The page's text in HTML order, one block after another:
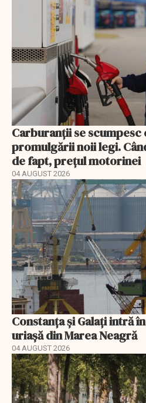
Carburanții se scumpesc
promulgării noii legi.
de fapt, prețul motorinei
04 AUGUST 2026
Constanța și Galați intră
uriașă din Marea Neagră
04 AUGUST 2026